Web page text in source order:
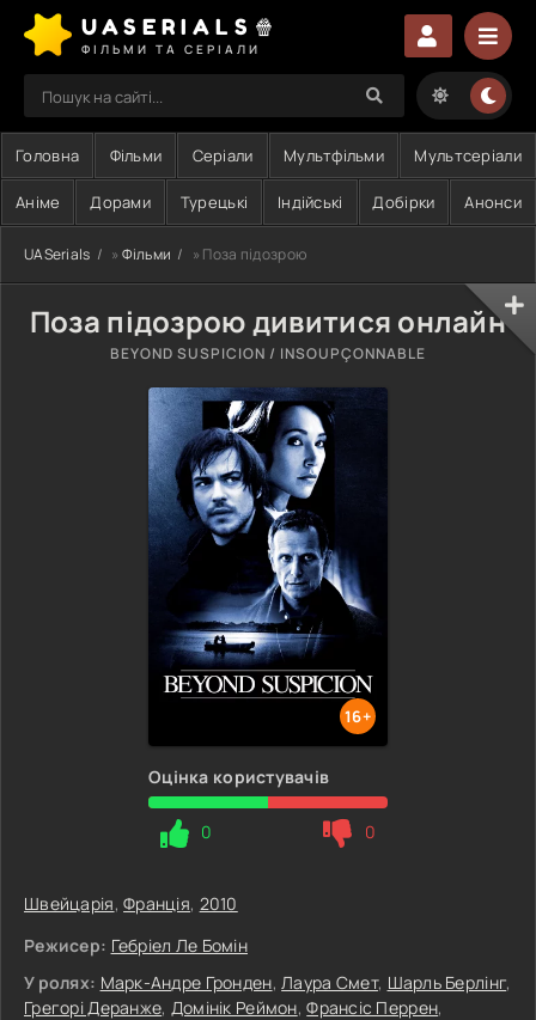
UASERIALS🍿
ФІЛЬМИ ТА СЕРІАЛИ
Головна Фільми Серіали Мультфільми Мультсеріали
Аніме Дорами Турецькі Індійські Добірки Анонси
UASerials » Фільми » Поза підозрою
Поза підозрою дивитися онлайн
BEYOND SUSPICION / INSOUPÇONNABLE
16+
Оцінка користувачів
0 0
Швейцарія,Франція, 2010
Режисер: Гебріел Ле Бомін
У ролях: Марк-Андре Гронден,Лаура Смет, Шарль Берлінг,
Грегорі Деранже, Домінік Реймон,Франсіс Перрен,